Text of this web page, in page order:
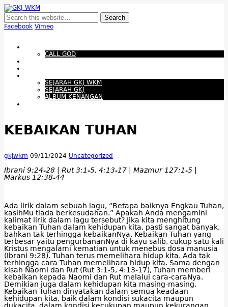
Membangun Gereja Kokoh melalui Pelayanan Holistik, Teknologi, dan
Budaya Apresiatif
Facebook Vimeo
CALL GOD
SEJARAH GKJ WKM
SEJARAH GKJ
ALBUM KENANGAN
KEBAIKAN TUHAN
gkjwkm 09/11/2024 Uncategorized
Ibrani 9:24-28 | Rut 3:1-5, 4:13-17 | Mazmur 127:1-5 |
Markus 12:38-44
Ada lirik dalam sebuah lagu, “Betapa baiknya Engkau Tuhan,
kasihMu tiada berkesudahan.” Apakah Anda mengamini
kalimat lirik dalam lagu tersebut? Jika kita menghitung
kebaikan Tuhan dalam kehidupan kita, pasti sangat banyak,
bahkan tak terhingga kebaikanNya. Kebaikan Tuhan yang
terbesar yaitu pengurbananNya di kayu salib, cukup satu kali
Kristus mengalami kematian untuk menebus dosa manusia
(Ibrani 9:28). Tuhan terus memelihara hidup kita. Ada tak
terhingga cara Tuhan memelihara hidup kita. Sama dengan
kisah Naomi dan Rut (Rut 3:1-5, 4:13-17), Tuhan memberi
kebaikan kepada Naomi dan Rut melalui cara-caraNya.
Demikian juga dalam kehidupan kita masing-masing.
Kebaikan Tuhan dinyatakan dalam semua keadaan
kehidupan kita, baik dalam kondisi sukacita maupun